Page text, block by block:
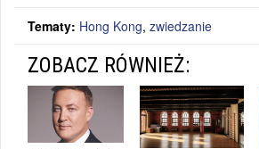
Tematy: Hong Kong, zwiedzanie
ZOBACZ RÓWNIEŻ: